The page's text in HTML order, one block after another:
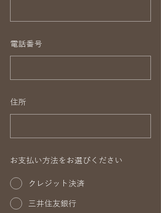
電話番号
住所
お支払い方法をお選びください
クレジット決済
三井住友銀行